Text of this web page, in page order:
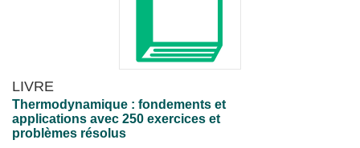
LIVRE
Thermodynamique : fondements et
applications avec 250 exercices et
problèmes résolus